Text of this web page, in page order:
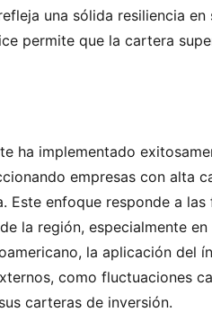
una sólida resiliencia en
permite que la cartera
ha implementado
empresas con alta
enfoque responde a
la región, especialmente
la aplicación del
como fluctuaciones
carteras de inversión.